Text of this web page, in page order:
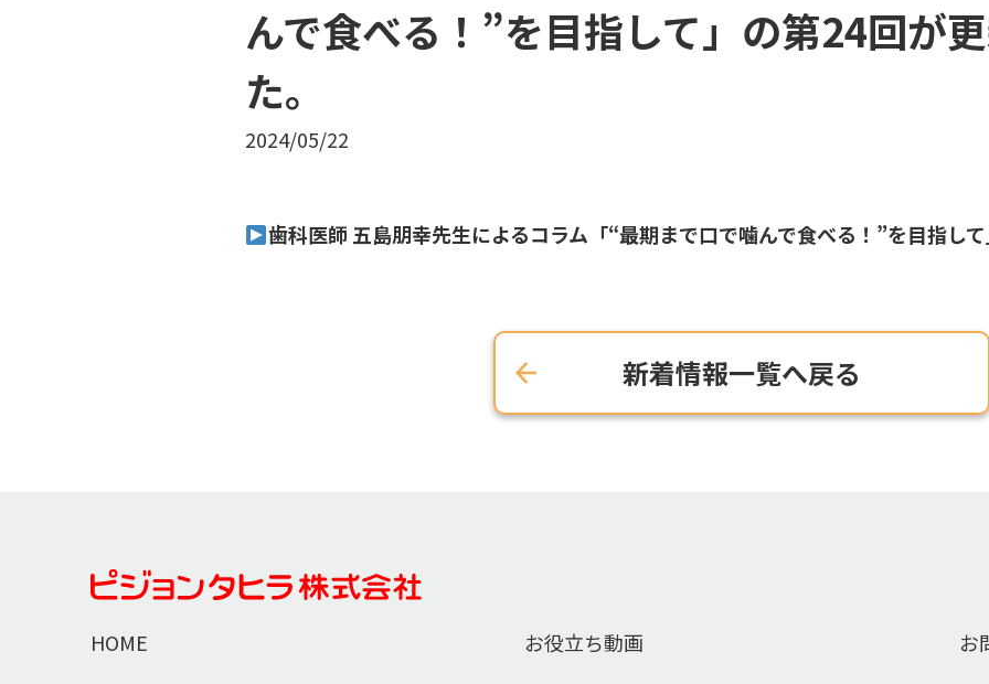
んで食べる！”を目指して」の第24回が
た。
2024/05/22
歯科医師 五島朋幸先生によるコラム「“最期まで口で噛んで食べる！”を目指して
新着情報一覧へ戻る
HOME お役立ち動画 お